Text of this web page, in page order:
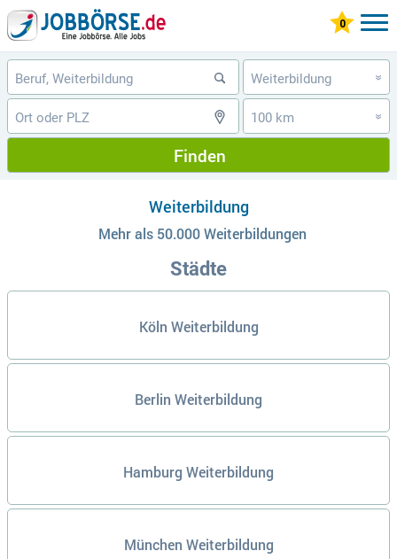
Weiterbildung »
100 km »
Finden
Weiterbildung
Mehr als 50.000 Weiterbildungen
Städte
Köln Weiterbildung
Berlin Weiterbildung
Hamburg Weiterbildung
München Weiterbildung